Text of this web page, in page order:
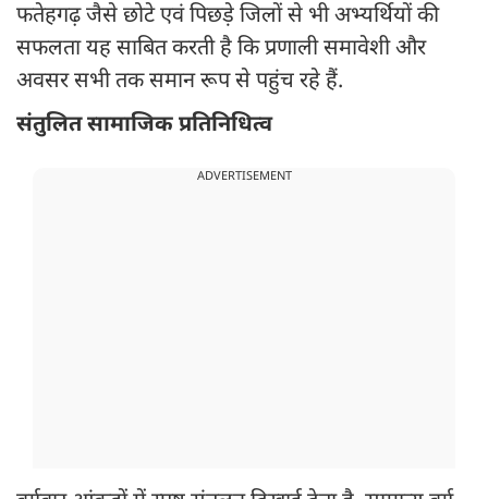
फतेहगढ़ जैसे छोटे एवं पिछड़े जिलों से भी अभ्यर्थियों की
सफलता यह साबित करती है कि प्रणाली समावेशी और
अवसर सभी तक समान रूप से पहुंच रहे हैं.
संतुलित सामाजिक प्रतिनिधित्व
ADVERTISEMENT